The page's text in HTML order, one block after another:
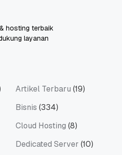
hosting terbaik
layanan
Artikel Terbaru (19)
Bisnis (334)
Cloud Hosting (8)
Dedicated Server (10)